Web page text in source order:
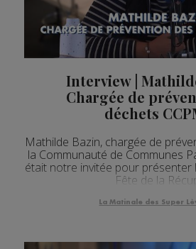
Interview |
Chargée de
déchets
Mathilde Bazin, chargée de
la Communauté de Communes
était notre invitée pour présenter
Fête de la
La Matinale des Super